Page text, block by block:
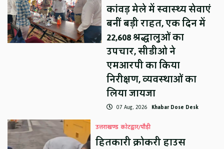
कांवड़ मेले में स्वास्थ्य सेवाएं
बनीं बड़ी राहत, एक दिन में
22,608 श्रद्धालुओं का
उपचार, सीडीओ ने
एमआरपी का किया
निरीक्षण, व्यवस्थाओं का
लिया जायजा
07 Aug, 2026 Khabar Dose Desk
उत्तराखण्ड कोटद्वार/पौड़ी
हितकारी क्रोकरी हाउस